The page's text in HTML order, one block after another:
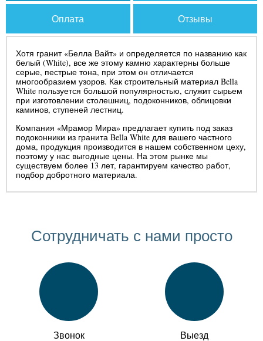
Оплата Отзывы
Хотя гранит «Белла Вайт» и определяется по названию как
белый (White), все же этому камню характерны больше
серые, пестрые тона, при этом он отличается
многообразием узоров. Как строительный материал Bella
White пользуется большой популярностью, служит сырьем
при изготовлении столешниц, подоконников, облицовки
каминов, ступеней лестниц.
Компания «Мрамор Мира» предлагает купить под заказ
подоконники из гранита Bella White для вашего частного
дома, продукция производится в нашем собственном цеху,
поэтому у нас выгодные цены. На этом рынке мы
существуем более 13 лет, гарантируем качество работ,
подбор добротного материала.
Сотрудничать с нами просто
Звонок
Выезд